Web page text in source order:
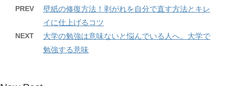
PREV
壁紙の修復方法！剥がれを自分で直す方法とキレ
イに仕上げるコツ
NEXT
大学の勉強は意味ないと悩んでいる人へ。大学で
勉強する意味